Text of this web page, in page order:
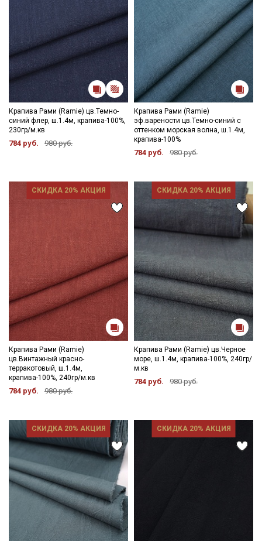
Крапива Рами (Ramie) цв.Темно-
синий флер, ш.1.4м, крапива-100%,
230гр/м.кв
784 руб. 980 руб.
Крапива Рами (Ramie)
эф.варености цв.Темно-синий с
оттенком морская волна, ш.1.4м,
крапива-100%
784 руб. 980 руб.
СКИДКА 20% АКЦИЯ
Крапива Рами (Ramie)
цв.Винтажный красно-
терракотовый, ш.1.4м,
крапива-100%, 240гр/м.кв
784 руб. 980 руб.
СКИДКА 20% АКЦИЯ
Крапива Рами (Ramie) цв.Черное
море, ш.1.4м, крапива-100%, 240гр/
м.кв
784 руб. 980 руб.
СКИДКА 20% АКЦИЯ СКИДКА 20% АКЦИЯ
Подписаться
Ознакомлен(а) с
Политикой обработки персональных
данныхи даю
Согласие на обработку персональных
данных
ДаюСогласие на получение рекламных и
информационных рассылок